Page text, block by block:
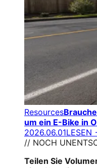
Resources
um ein E-Bike in
2026.06.01LESEN
// NOCH
Teilen Sie